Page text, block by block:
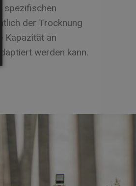
spezifischen
der Trocknung
Kapazität an
werden kann.